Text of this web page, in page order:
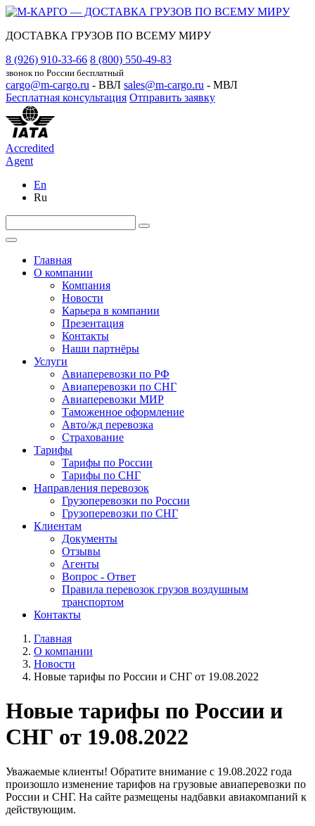
ДОСТАВКА ГРУЗОВ ПО ВСЕМУ МИРУ
8 (926) 910-33-66 8 (800) 550-49-83
звонок по России бесплатный
cargo@m-cargo.ru - ВВЛ sales@m-cargo.ru - МВЛ
Бесплатная консультация Отправить заявку
Accredited
Agent
En
Ru
Главная
О компании
Компания
Новости
Карьера в компании
Презентация
Контакты
Наши партнёры
Услуги
Авиаперевозки по РФ
Авиаперевозки по СНГ
Авиаперевозки МИР
Таможенное оформление
Авто/жд перевозка
Страхование
Тарифы
Тарифы по России
Тарифы по СНГ
Направления перевозок
Грузоперевозки по России
Грузоперевозки по СНГ
Клиентам
Документы
Отзывы
Агенты
Вопрос - Ответ
Правила перевозок грузов воздушным
транспортом
Контакты
Главная
О компании
Новости
Новые тарифы по России и СНГ от 19.08.2022
Новые тарифы по России и
СНГ от 19.08.2022
Уважаемые клиенты! Обратите внимание c 19.08.2022 года
произошло изменение тарифов на грузовые авиаперевозки по
России и СНГ. На сайте размещены надбавки авиакомпаний к
действующим.